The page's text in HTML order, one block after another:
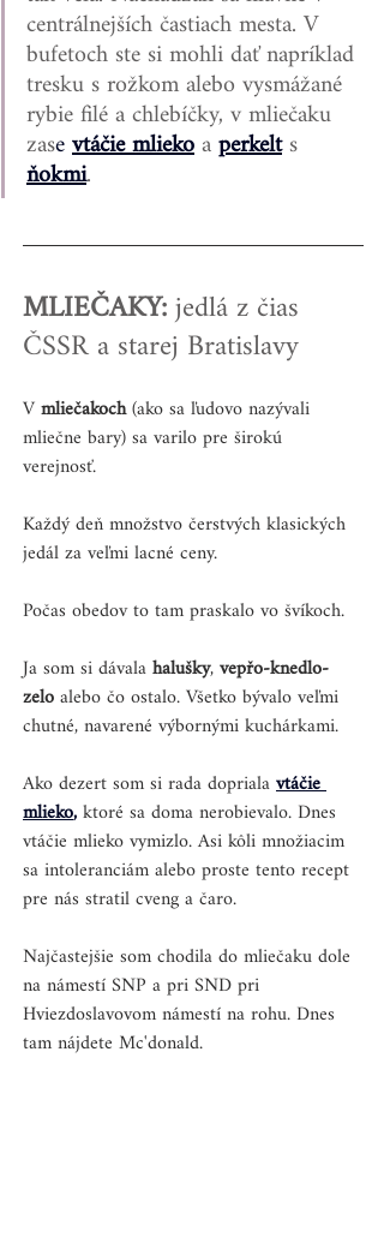
centrálnejších častiach mesta. V
bufetoch ste si mohli dať napríklad
tresku s rožkom alebo vysmážané
rybie filé a chlebíčky, v mliečaku
zase vtáčie mlieko a perkelt s
ňokmi.
MLIEČAKY: jedlá z čias
ČSSR a starej Bratislavy
V mliečakoch (ako sa ľudovo nazývali
mliečne bary) sa varilo pre širokú
verejnosť.
Každý deň množstvo čerstvých klasických
jedál za veľmi lacné ceny.
Počas obedov to tam praskalo vo švíkoch.
Ja som si dávala halušky, vepřo-knedlo-
zelo alebo čo ostalo. Všetko bývalo veľmi
chutné, navarené výbornými kuchárkami.
Ako dezert som si rada dopriala vtáčie
mlieko, ktoré sa doma nerobievalo. Dnes
vtáčie mlieko vymizlo. Asi kôli množiacim
sa intoleranciám alebo proste tento recept
pre nás stratil cveng a čaro.
Najčastejšie som chodila do mliečaku dole
na námestí SNP a pri SND pri
Hviezdoslavovom námestí na rohu. Dnes
tam nájdete Mc'donald.